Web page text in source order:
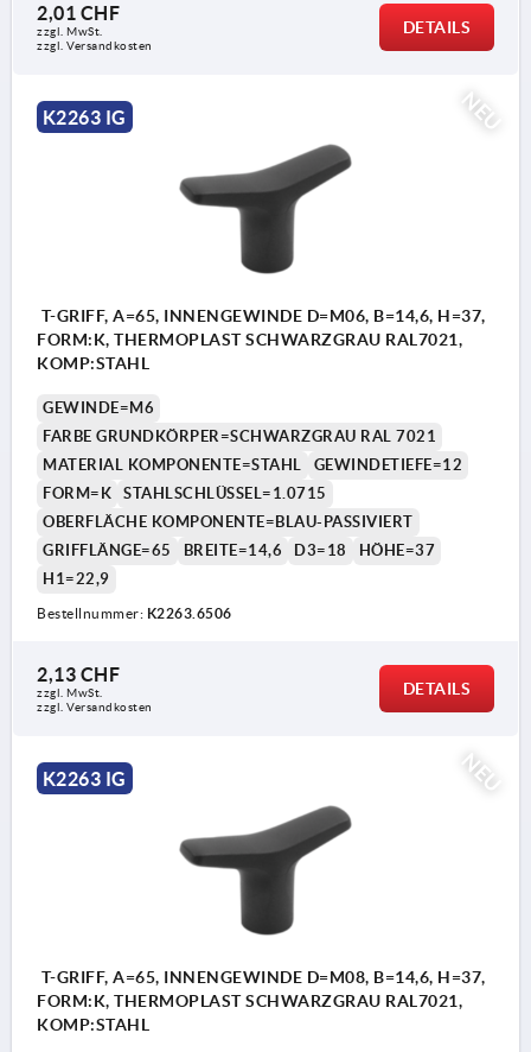
2,01 CHF
zzgl. MwSt.
zzgl. Versandkosten
DETAILS
NEU
K2263 IG
T-GRIFF, A=65, INNENGEWINDE D=M06, B=14,6, H=37,
FORM:K, THERMOPLAST SCHWARZGRAU RAL7021,
KOMP:STAHL
GEWINDE=M6
FARBE GRUNDKÖRPER=SCHWARZGRAU RAL 7021
MATERIAL KOMPONENTE=STAHL
GEWINDETIEFE=12
FORM=K
STAHLSCHLÜSSEL=1.0715
OBERFLÄCHE KOMPONENTE=BLAU-PASSIVIERT
GRIFFLÄNGE=65
BREITE=14,6 D3=18
HÖHE=37
H1=22,9
Bestellnummer: K2263.6506
2,13 CHF
zzgl. MwSt.
zzgl. Versandkosten
DETAILS
NEU
K2263 IG
T-GRIFF, A=65, INNENGEWINDE D=M08, B=14,6, H=37,
FORM:K, THERMOPLAST SCHWARZGRAU RAL7021,
KOMP:STAHL